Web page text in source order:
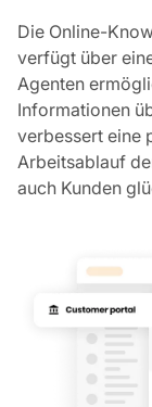
Die Online-
verfügt über
Agenten
Informationen
verbessert eine
Arbeitsablauf
auch Kunden